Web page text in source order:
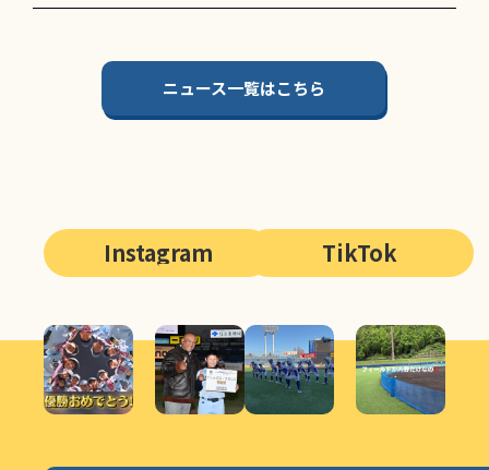
ニュース一覧はこちら
Instagram TikTok